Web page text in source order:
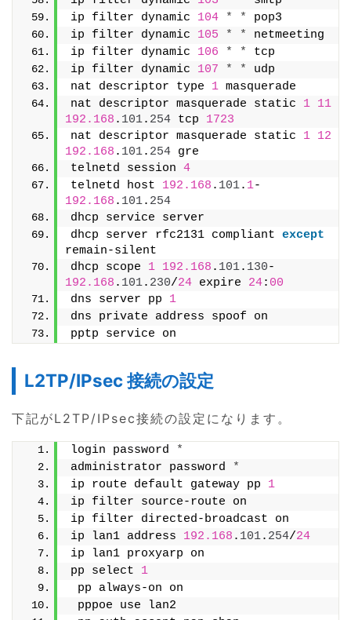
ip filter dynamic 104 * *
pop3
ip filter dynamic 105 * *
netmeeting
ip filter dynamic 106 * *
tcp
ip filter dynamic 107 * *
udp
nat descriptor type 1 masquerade
nat descriptor masquerade static 1 11
192.168 . 101. 254 tcp 1723
nat descriptor masquerade static 1 12
192.168 . 101. 254 gre
telnetd session 4
telnetd host 192.168 . 101. 1-
192.168 . 101. 254
dhcp service server
dhcp server rfc2131 compliant except
remain-silent
dhcp scope 1 192.168 . 101. 130-
192.168 . 101. 230/24 expire 24: 00
dns server pp 1
dns private address spoof on
pptp service on
L2TP/IPsec 接続の設定
下記がL2TP/IPsec接続の設定になります。
login password
*
administrator password
*
ip route default gateway pp 1
ip filter source-route on
ip filter directed-broadcast on
ip lan1 address 192.168 . 101. 254/24
ip lan1 proxyarp on
pp select 1
pp always-on on
pppoe use lan2